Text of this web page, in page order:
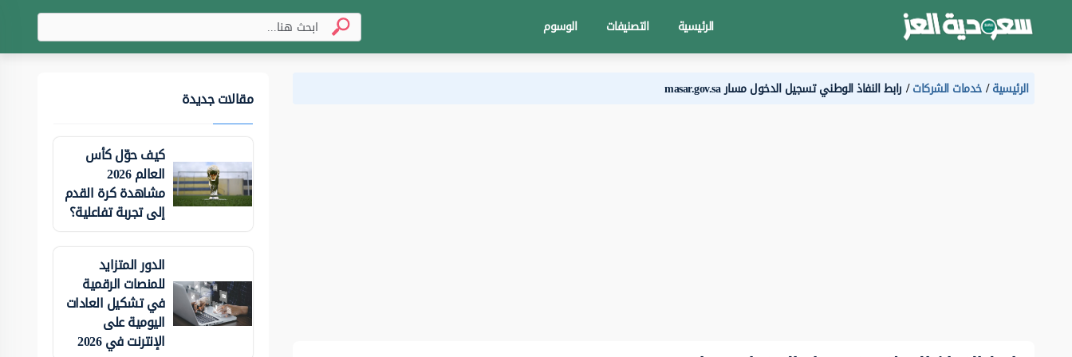
الرئيسية التصنيفات الوسوم
الرئيسية خدمات الشركات رابط النفاذ الوطني تسجيل الدخول مسار masar.gov.sa مقالات جديدة
كيف حوّل كأس
العالم 2026
مشاهدة كرة القدم
إلى تجربة تفاعلية؟
الدور المتزايد
للمنصات الرقمية
في تشكيل العادات
اليومية على
الإنترنت في 2026